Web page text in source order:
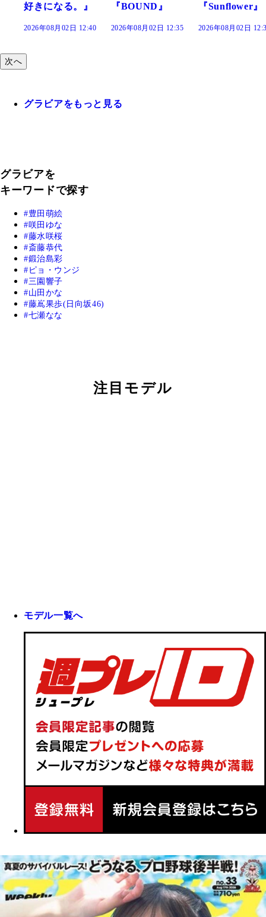
る。』
月02日 12:40
『BOUND』
2026年08月02日 12:35
『Sunflower』
2026年08月02日 12:30
だまり
2026年08
次へ
グラビアをもっと見る
グラビアを
キーワードで探す
豊田萌絵
咲田ゆな
藤水咲桜
斎藤恭代
鍛治島彩
ピョ・ウンジ
三園響子
山田かな
藤嶌果歩(日向坂46)
七瀬なな
注目モデル
モデル一覧へ